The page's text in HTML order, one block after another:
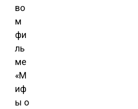
во
м
фи
ль
ме
«М
иф
ы о